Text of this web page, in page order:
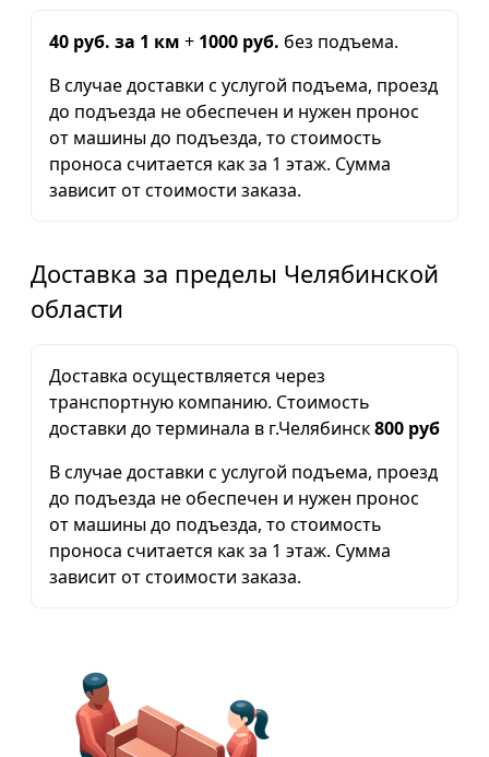
40 руб. за 1 км + 1000 руб. без подъема.
В случае доставки с услугой подъема, проезд
до подъезда не обеспечен и нужен пронос
от машины до подъезда, то стоимость
проноса считается как за 1 этаж. Сумма
зависит от стоимости заказа.
Доставка за пределы Челябинской
области
Доставка осуществляется через
транспортную компанию. Стоимость
доставки до терминала в г.Челябинск800 руб
В случае доставки с услугой подъема, проезд
до подъезда не обеспечен и нужен пронос
от машины до подъезда, то стоимость
проноса считается как за 1 этаж. Сумма
зависит от стоимости заказа.